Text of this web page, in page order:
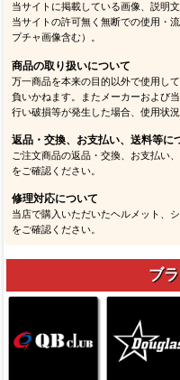
当サイトに掲載している画像、説明
当サイトの許可無く無断での使用・
プチャ画像含む）。
商品の取り扱いについて
万一商品を本来の目的以外で使用し
負いかねます。またメーカーおよび
行い破損等が発生した場合、使用状
返品・交換、お支払い、送料等に
ご注文商品の返品・交換、お支払い
をご確認ください。
修理対応について
当店で購入いただいたヘルメット、
をご確認ください。
ブ